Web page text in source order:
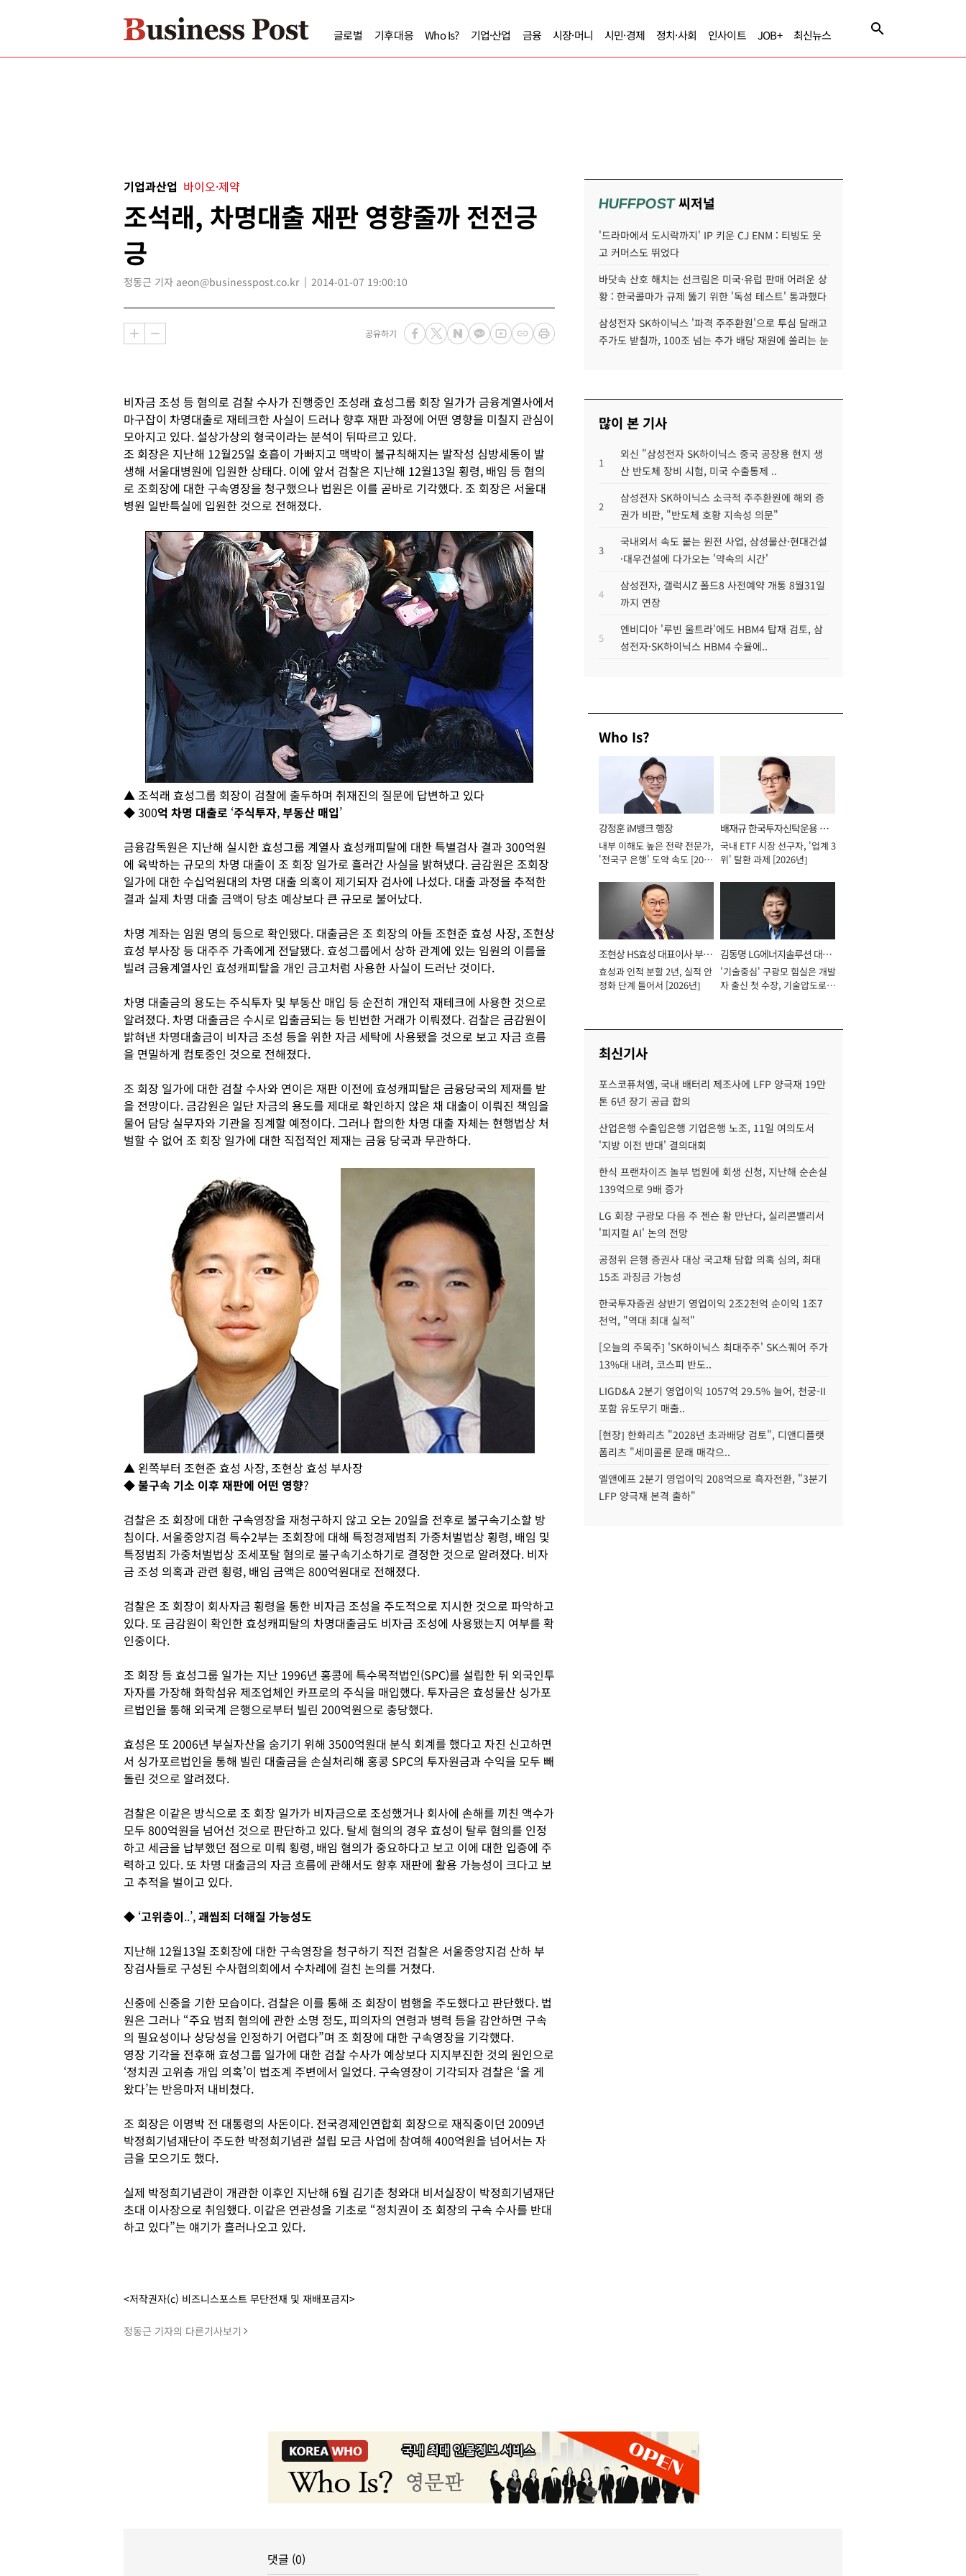
글로벌 기후대응 Who Is? 기업·산업 금융 시장·머니 시민·경제 정치·사회 인사이트 JOB+ 최신뉴스
기업과산업 바이오·제약
조석래, 차명대출 재판 영향줄까 전전긍
긍
정동근 기자 aeon@businesspost.co.kr 2014-01-07 19:00:10
공유하기
비자금 조성 등 혐의로 검찰 수사가 진행중인 조성래 효성그룹 회장 일가가 금융계열사에서
마구잡이 차명대출로 재테크한 사실이 드러나 향후 재판 과정에 어떤 영향을 미칠지 관심이
모아지고 있다. 설상가상의 형국이라는 분석이 뒤따르고 있다.
조 회장은 지난해 12월25일 호흡이 가빠지고 맥박이 불규칙해지는 발작성 심방세동이 발
생해 서울대병원에 입원한 상태다. 이에 앞서 검찰은 지난해 12월13일 횡령, 배임 등 혐의
로 조회장에 대한 구속영장을 청구했으나 법원은 이를 곧바로 기각했다.조 회장은 서울대
병원 일반특실에 입원한 것으로 전해졌다.
▲ 조석래 효성그룹 회장이 검찰에 출두하며 취재진의 질문에 답변하고 있다
◆300억 차명 대출로 ‘주식투자,부동산 매입’
금융감독원은 지난해 실시한 효성그룹 계열사 효성캐피탈에 대한 특별검사 결과300억원
에 육박하는 규모의 차명 대출이 조 회장 일가로 흘러간 사실을 밝혀냈다.금감원은 조회장
일가에 대한 수십억원대의 차명 대출 의혹이 제기되자 검사에 나섰다. 대출 과정을 추적한
결과 실제 차명 대출 금액이 당초 예상보다 큰 규모로 불어났다.
차명 계좌는 임원 명의 등으로 확인됐다. 대출금은 조 회장의 아들 조현준 효성 사장,조현상
효성 부사장 등 대주주 가족에게 전달됐다.효성그룹에서 상하 관계에 있는 임원의 이름을
빌려 금융계열사인 효성캐피탈을 개인 금고처럼 사용한 사실이 드러난 것이다.
차명 대출금의 용도는 주식투자 및 부동산 매입 등 순전히 개인적 재테크에 사용한 것으로
알려졌다.차명 대출금은 수시로 입출금되는 등 빈번한 거래가 이뤄졌다. 검찰은 금감원이
밝혀낸 차명대출금이 비자금 조성 등을 위한 자금 세탁에 사용됐을 것으로 보고 자금 흐름
을 면밀하게 컴토중인 것으로 전해졌다.
조 회장 일가에 대한 검찰 수사와 연이은 재판 이전에 효성캐피탈은 금융당국의 제재를 받
을 전망이다.금감원은 일단 자금의 용도를 제대로 확인하지 않은 채 대출이 이뤄진 책임을
물어 담당 실무자와 기관을 징계할 예정이다.그러나 합의한 차명 대출 자체는 현행법상 처
벌할 수 없어 조 회장 일가에 대한 직접적인 제재는 금융 당국과 무관하다.
▲ 왼쪽부터 조현준 효성 사장, 조현상 효성 부사장
◆불구속 기소 이후 재판에 어떤 영향?
검찰은 조 회장에 대한 구속영장을 재청구하지 않고 오는 20일을 전후로 불구속기소할 방
침이다. 서울중앙지검 특수2부는 조회장에 대해 특정경제범죄 가중처벌법상 횡령, 배임 및
특정범죄 가중처벌법상 조세포탈 혐의로 불구속기소하기로 결정한 것으로 알려졌다. 비자
금 조성 의혹과 관련 횡령, 배임 금액은 800억원대로 전해졌다.
검찰은 조 회장이 회사자금 횡령을 통한 비자금 조성을 주도적으로 지시한 것으로 파악하고
있다.또 금감원이 확인한 효성캐피탈의 차명대출금도 비자금 조성에 사용됐는지 여부를 확
인중이다.
조 회장 등 효성그룹 일가는 지난 1996년 홍콩에 특수목적법인(SPC)를 설립한 뒤 외국인투
자자를 가장해 화학섬유 제조업체인 카프로의 주식을 매입했다.투자금은 효성물산 싱가포
르법인을 통해 외국계 은행으로부터 빌린 200억원으로 충당했다.
효성은 또 2006년 부실자산을 숨기기 위해 3500억원대 분식 회계를 했다고 자진 신고하면
서 싱가포르법인을 통해 빌린 대출금을 손실처리해 홍콩 SPC의 투자원금과 수익을 모두 빼
돌린 것으로 알려졌다.
검찰은 이같은 방식으로 조 회장 일가가 비자금으로 조성했거나 회사에 손해를 끼친 액수가
모두 800억원을 넘어선 것으로 판단하고 있다. 탈세 혐의의 경우 효성이 탈루 혐의를 인정
하고 세금을 납부했던 점으로 미뤄 횡령, 배임 혐의가 중요하다고 보고 이에 대한 입증에 주
력하고 있다.또 차명 대출금의 자금 흐름에 관해서도 향후 재판에 활용 가능성이 크다고 보
고 추적을 벌이고 있다.
◆ ‘고위층이..’,괘씸죄 더해질 가능성도
지난해 12월13일 조회장에 대한 구속영장을 청구하기 직전 검찰은 서울중앙지검 산하 부
장검사들로 구성된 수사협의회에서 수차례에 걸친 논의를 거쳤다.
신중에 신중을 기한 모습이다. 검찰은 이를 통해 조 회장이 범행을 주도했다고 판단했다. 법
원은 그러나 “주요 범죄 혐의에 관한 소명 정도, 피의자의 연령과 병력 등을 감안하면 구속
의 필요성이나 상당성을 인정하기 어렵다”며 조 회장에 대한 구속영장을 기각했다.
영장 기각을 전후해 효성그룹 일가에 대한 검찰 수사가 예상보다 지지부진한 것의 원인으로
‘정치권 고위층 개입 의혹’이 법조계 주변에서 일었다.구속영장이 기각되자 검찰은 ‘올 게
왔다’는 반응마저 내비쳤다.
조 회장은 이명박 전 대통령의 사돈이다. 전국경제인연합회 회장으로 재직중이던 2009년
박정희기념재단이 주도한 박정희기념관 설립 모금 사업에 참여해 400억원을 넘어서는 자
금을 모으기도 했다.
실제 박정희기념관이 개관한 이후인 지난해 6월 김기춘 청와대 비서실장이 박정희기념재단
초대 이사장으로 취임했다. 이같은 연관성을 기초로 “정치권이 조 회장의 구속 수사를 반대
하고 있다”는 얘기가 흘러나오고 있다.
<저작권자(c) 비즈니스포스트 무단전재 및 재배포금지>
정동근 기자의 다른기사보기
HUFFPOST씨저널
'드라마에서 도시락까지' IP 키운 CJ ENM : 티빙도 웃
고 커머스도 뛰었다
바닷속 산호 해치는 선크림은 미국·유럽 판매 어려운 상
황 : 한국콜마가 규제 뚫기 위한 '독성 테스트' 통과했다
삼성전자 SK하이닉스 '파격 주주환원'으로 투심 달래고
주가도 받칠까, 100조 넘는 추가 배당 재원에 쏠리는 눈
많이 본 기사
1
외신 "삼성전자 SK하이닉스 중국 공장용 현지 생
산 반도체 장비 시험, 미국 수출통제 ..
2
삼성전자 SK하이닉스 소극적 주주환원에 해외 증
권가 비판, "반도체 호황 지속성 의문"
3
국내외서 속도 붙는 원전 사업, 삼성물산·현대건설
·대우건설에 다가오는 '약속의 시간'
4
삼성전자, 갤럭시Z 폴드8 사전예약 개통 8월31일
까지 연장
5
엔비디아 '루빈 울트라'에도 HBM4 탑재 검토, 삼
성전자·SK하이닉스 HBM4 수율에..
Who Is?
강정훈 iM뱅크 행장
내부 이해도 높은 전략 전문가,
'전국구 은행' 도약 속도 [2026
배재규 한국투자신탁운용 대
표이사 사장
국내 ETF 시장 선구자, '업계 3
위' 탈환 과제 [2026년]
조현상 HS효성 대표이사 부회
장
효성과 인적 분할 2년, 실적 안
정화 단계 들어서 [2026년]
김동명 LG에너지솔루션 대표
이사 사장
'기술중심' 구광모 힘실은 개발
자 출신 첫 수장, 기술압도로
최신기사
포스코퓨처엠, 국내 배터리 제조사에 LFP 양극재 19만
톤 6년 장기 공급 합의
산업은행 수출입은행 기업은행 노조, 11일 여의도서
'지방 이전 반대' 결의대회
한식 프랜차이즈 놀부 법원에 회생 신청, 지난해 순손실
139억으로 9배 증가
LG 회장 구광모 다음 주 젠슨 황 만난다, 실리콘밸리서
'피지컬 AI' 논의 전망
공정위 은행 증권사 대상 국고채 담합 의혹 심의, 최대
15조 과징금 가능성
한국투자증권 상반기 영업이익 2조2천억 순이익 1조7
천억, "역대 최대 실적"
[오늘의 주목주] 'SK하이닉스 최대주주' SK스퀘어 주가
13%대 내려, 코스피 반도..
LIGD&A 2분기 영업이익 1057억 29.5% 늘어, 천궁-II
포함 유도무기 매출..
[현장] 한화리츠 "2028년 초과배당 검토", 디앤디플랫
폼리츠 "세미콜론 문래 매각으..
엘앤에프 2분기 영업이익 208억으로 흑자전환, "3분기
LFP 양극재 본격 출하"
댓글 (0)